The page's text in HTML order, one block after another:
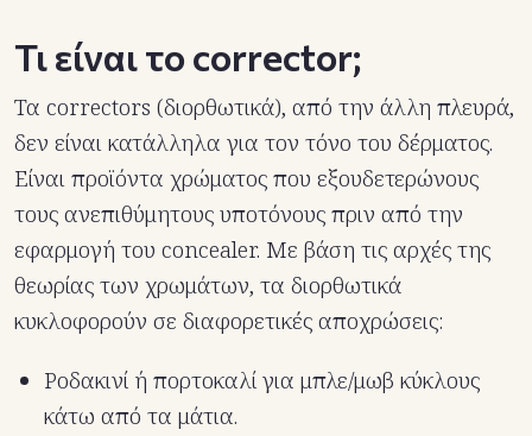
Τι είναι το corrector;
Τα correctors (διορθωτικά), από την άλλη πλευρά,
δεν είναι κατάλληλα για τον τόνο του δέρματος.
Είναι προϊόντα χρώματος που εξουδετερώνους
τους ανεπιθύμητους υποτόνους πριν από την
εφαρμογή του concealer. Με βάση τις αρχές της
θεωρίας των χρωμάτων, τα διορθωτικά
κυκλοφορούν σε διαφορετικές αποχρώσεις:
Ροδακινί ή πορτοκαλί για μπλε/μωβ κύκλους
κάτω από τα μάτια.